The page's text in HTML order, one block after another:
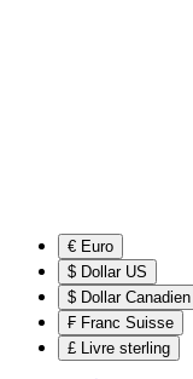
€ Euro
$ Dollar US
$ Dollar Canadien
₣ Franc Suisse
£ Livre sterling